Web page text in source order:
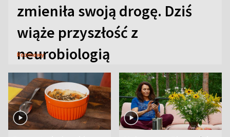
zmieniła swoją drogę. Dziś
wiąże przyszłość z
neurobiologią
Rozmowy